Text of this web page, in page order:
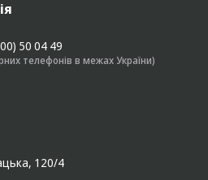
50 04 49
телефонів в межах України)
120/4